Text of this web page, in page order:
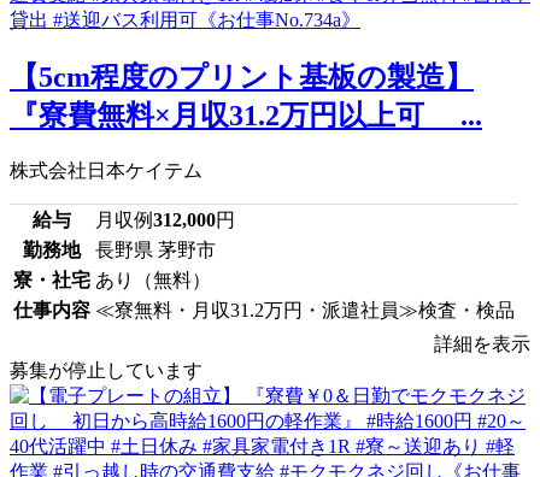
【5cm程度のプリント基板の製造】
『寮費無料×月収31.2万円以上可 ...
株式会社日本ケイテム
給与 月収例312,000円
勤務地
長野県 茅野市
寮・社宅 あり（無料）
仕事内容 ≪寮無料・月収31.2万円・派遣社員≫検査・検品
詳細を表示
募集が停止しています